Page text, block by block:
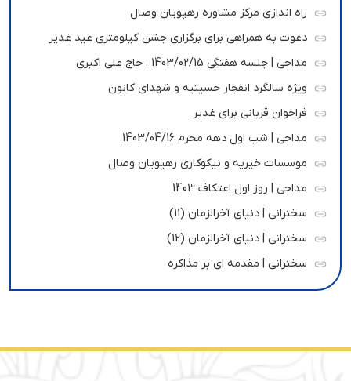
راه اندازی مرکز مشاوره رهپویان وصال
دعوت به همراهی برای برگزاری جشن کیلومتری عید غدیر
مداحی | جلسه هفتگی 1403/02/15 ، حاج علی اکبری
ویژه سالگرد انفجار حسینیه و شهدای کانون
فراخوان قربانی برای غدیر
مداحی | شب اول دهه محرم 1403/04/16
موسسات خیریه و نیکوکاری رهپویان وصال
مداحی | روز اول اعتکاف 1403
سخنرانی | دنیای آخرالزمان (11)
سخنرانی | دنیای آخرالزمان (12)
سخنرانی | مقدمه ای بر مذاکره